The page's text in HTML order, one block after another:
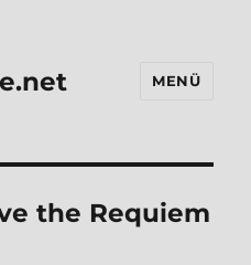
MENÜ
the Requiem